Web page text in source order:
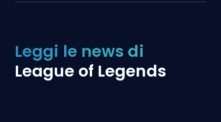
Leggi le news di
League of Legends